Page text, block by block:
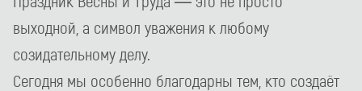
выходной, а символ уважения к любому
созидательному делу.
Сегодня мы особенно благодарны тем, кто создаёт